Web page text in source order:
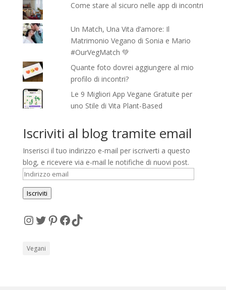
Come stare al sicuro nelle app di incontri
Un Match, Una Vita d’amore: Il
Matrimonio Vegano di Sonia e Mario
#OurVegMatch 💚
Quante foto dovrei aggiungere al mio
profilo di incontri?
Le 9 Migliori App Vegane Gratuite per
uno Stile di Vita Plant-Based
Iscriviti al blog tramite email
Inserisci il tuo indirizzo e-mail per iscriverti a questo
blog, e ricevere via e-mail le notifiche di nuovi post.
Indirizzo
email
Iscriviti
Instagram
Twitter
Pinterest
Facebook
TikTok
Vegani